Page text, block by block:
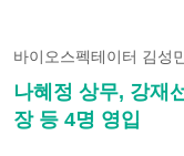
바이오스펙테이터 김성
나혜정 상무, 강재
장 등 4명 영입